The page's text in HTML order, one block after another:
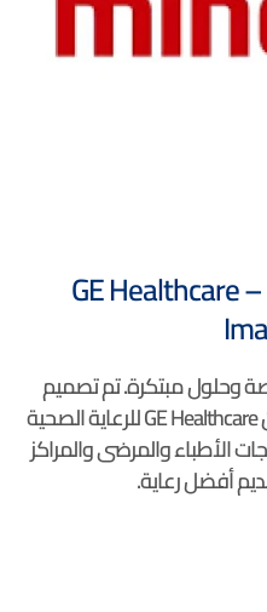
التصوير الإشعاعي – GE Healthcare
وحلول مبتكرة. تم تصميم
نظام الموجات فوق الصوتية من GE Healthcare للرعاية الصحية
الأطباء والمرضى والمراكز
أفضل رعاية.